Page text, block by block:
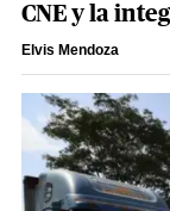
CNE y la
Elvis Mendoza